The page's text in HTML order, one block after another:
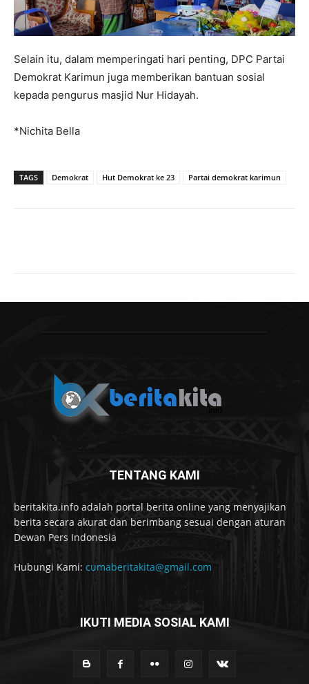
Selain itu, dalam memperingati hari penting, DPC Partai
Demokrat Karimun juga memberikan bantuan sosial
kepada pengurus masjid Nur Hidayah.
*Nichita Bella
TAGS Demokrat Hut Demokrat ke 23 Partai demokrat karimun
TENTANG KAMI
beritakita.info adalah portal berita online yang menyajikan
berita secara akurat dan berimbang sesuai dengan aturan
Dewan Pers Indonesia
Hubungi Kami: cumaberitakita@gmail.com
IKUTI MEDIA SOSIAL KAMI